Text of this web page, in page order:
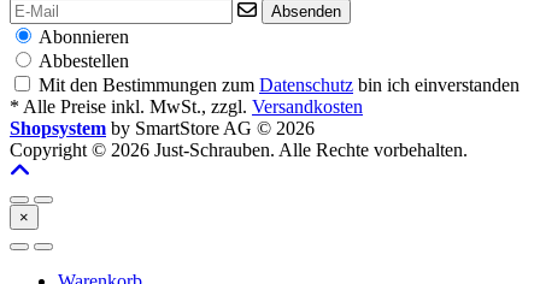
Absenden
Abonnieren
Abbestellen
Mit den Bestimmungen zum Datenschutz bin ich einverstanden
* Alle Preise inkl. MwSt., zzgl. Versandkosten
Shopsystem by SmartStore AG © 2026
Copyright © 2026 Just-Schrauben. Alle Rechte vorbehalten.
×